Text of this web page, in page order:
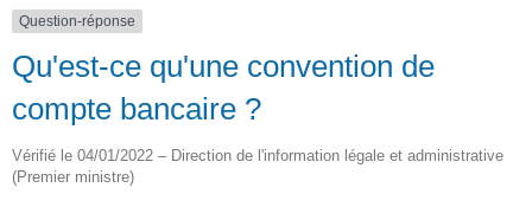
Question-réponse
Qu'est-ce qu'une convention de
compte bancaire ?
Vérifié le 04/01/2022 – Direction de l'information légale et administrative
(Premier ministre)